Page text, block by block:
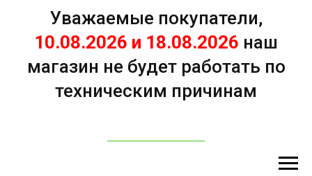
Уважаемые покупатели,
10.08.2026 и 18.08.2026 наш
магазин не будет работать по
техническим причинам